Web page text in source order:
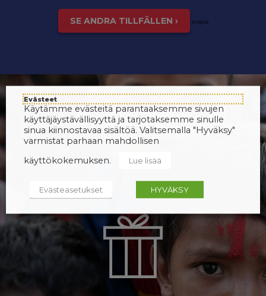
SE ANDRA TILLFÄLLEN › inspis
Evästeet
Käytämme evästeitä parantaaksemme sivujen
käyttäjäystävällisyyttä ja tarjotaksemme sinulle
sinua kiinnostavaa sisältöä. Valitsemalla "Hyväksy"
varmistat parhaan mahdollisen
käyttökokemuksen.
Lue lisää
Evästeasetukset HYVÄKSY